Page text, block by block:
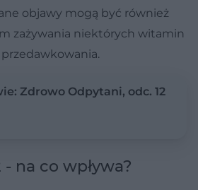
objawy mogą być również
zażywania niektórych witamin
Zdrowo Odpytani, odc. 12
na co wpływa?